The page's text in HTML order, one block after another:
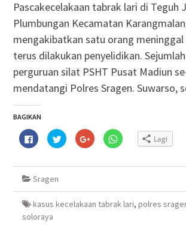
Pascakecelakaan tabrak lari di Teguh
Plumbungan Kecamatan
mengakibatkan satu orang meninggal
terus dilakukan penyelidikan.
perguruan silat PSHT Pusat Madiun
mendatangi Polres Sragen. Suwarso,
BAGIKAN
Klik
untuk
membagikan
Facebook(Membuka
jendela
yang
baru)
Klik
untuk
berbagi
Twitter(Membuka
baru)
Klik
untuk
berbagi
Google+
yang
baru)
Klik
untuk
baru)
Lagi
Sragen
kasus kecelakaan tabrak lari, polres
soloraya